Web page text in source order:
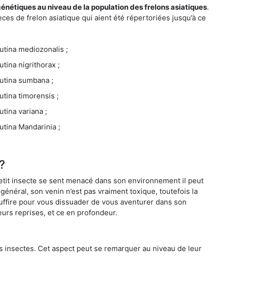
au niveau de la population des frelons asiatiques.
de frelon asiatique qui aient été répertoriées jusqu’à ce
mediozonalis ;
nigrithorax ;
sumbana ;
timorensis ;
variana ;
Mandarinia ;
insecte se sent menacé dans son environnement il peut
son venin n’est pas vraiment toxique, toutefois la
pour vous dissuader de vous aventurer dans son
reprises, et ce en profondeur.
Cet aspect peut se remarquer au niveau de leur